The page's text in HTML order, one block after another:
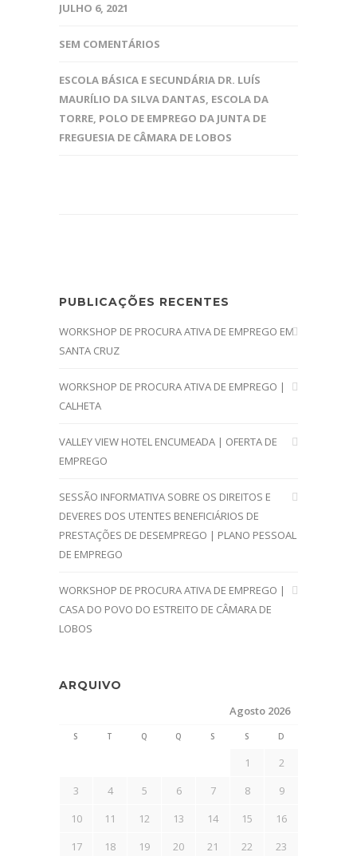
JULHO 6, 2021
SEM COMENTÁRIOS
ESCOLA BÁSICA E SECUNDÁRIA DR. LUÍS
MAURÍLIO DA SILVA DANTAS, ESCOLA DA
TORRE, POLO DE EMPREGO DA JUNTA DE
FREGUESIA DE CÂMARA DE LOBOS
PUBLICAÇÕES RECENTES
WORKSHOP DE PROCURA ATIVA DE EMPREGO EM
SANTA CRUZ
WORKSHOP DE PROCURA ATIVA DE EMPREGO |
CALHETA
VALLEY VIEW HOTEL ENCUMEADA | OFERTA DE
EMPREGO
SESSÃO INFORMATIVA SOBRE OS DIREITOS E
DEVERES DOS UTENTES BENEFICIÁRIOS DE
PRESTAÇÕES DE DESEMPREGO | PLANO PESSOAL
DE EMPREGO
WORKSHOP DE PROCURA ATIVA DE EMPREGO |
CASA DO POVO DO ESTREITO DE CÂMARA DE
LOBOS
ARQUIVO
Agosto 2026
S T Q Q S S D
1
2
3
4 5 6 7 8
9
10
11 12 13 14 15
16
17
18 19 20 21 22
23